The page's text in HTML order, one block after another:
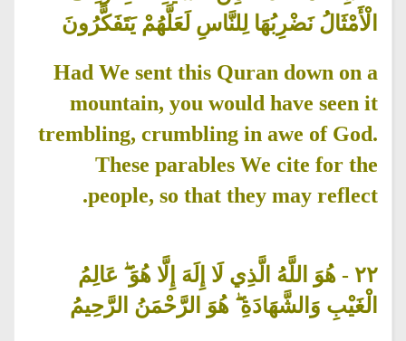
الْأَمْثَالُ نَضْرِبُهَا لِلنَّاسِ لَعَلَّهُمْ يَتَفَكَّرُونَ
Had We sent this Quran down on a
mountain, you would have seen it
trembling, crumbling in awe of God.
These parables We cite for the
people, so that they may reflect.
٢٢ - هُوَ اللَّهُ الَّذِي لَا إِلَهَ إِلَّا هُوَ ۖ عَالِمُ
الْغَيْبِ وَالشَّهَادَةِ ۖ هُوَ الرَّحْمَنُ الرَّحِيمُ